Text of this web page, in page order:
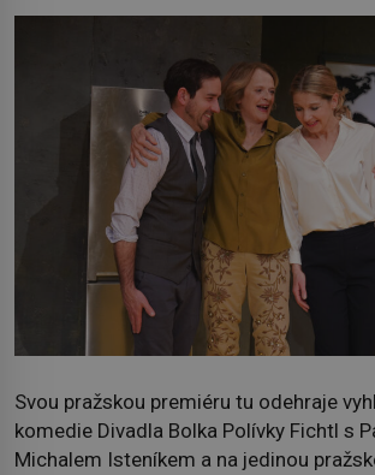
Svou pražskou premiéru tu odehraje
komedie Divadla Bolka Polívky Fichtl s
Michalem Isteníkem a na jedinou